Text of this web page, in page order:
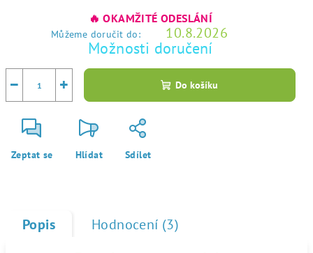
🔥 OKAMŽITÉ ODESLÁNÍ
Můžeme doručit do: 10.8.2026
Možnosti doručení
+
− Do košíku
Zeptat se Hlídat Sdílet
Popis Hodnocení (3)